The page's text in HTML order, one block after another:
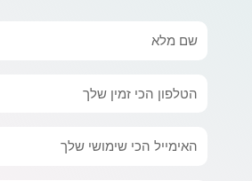
שם
טלפון
אימייל